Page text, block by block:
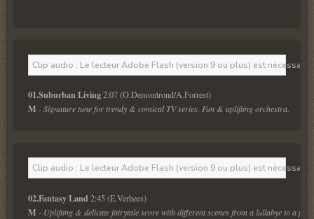
Clip audio : Le lecteur Adobe Flash (version 9 ou plus) est
01.Suburban Living 2:07 (O.Demontrond/A.Forrest)
M - Signature tune for trendy & comical TV series. Fun & uplifting orchestra.
Clip audio : Le lecteur Adobe Flash (version 9 ou plus) est
02.Fantasy Land 2:45 (E.Verhees)
M - Uplifting & delicate fairytale score with different scenes from a lullabye to a